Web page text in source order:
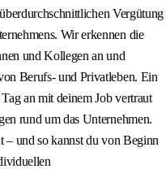
Vergütung
Wir erkennen die
und Kollegen an und
Berufs- und Privatleben. Ein
an mit deinem Job vertraut
rund um das Unternehmen.
– und so kannst du von Beginn